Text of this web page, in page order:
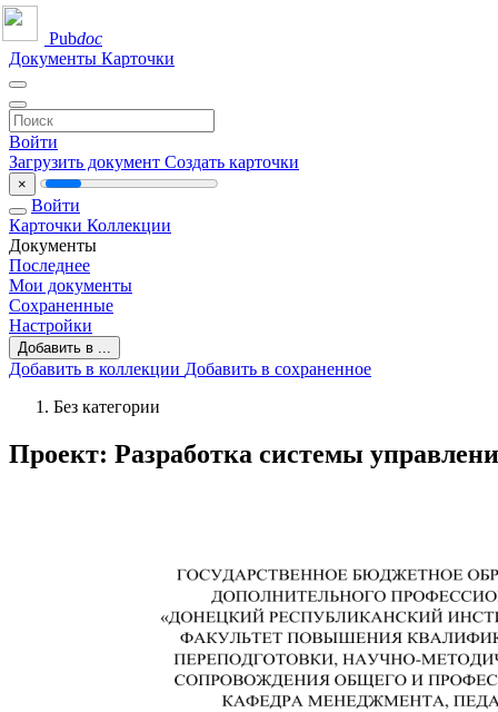
Pubdoc
Документы Карточки
Войти
Загрузить документ Создать карточки
×
Войти
Карточки Коллекции
Документы
Последнее
Мои документы
Сохраненные
Настройки
Добавить в ...
Добавить в коллекции Добавить в сохраненное
Без категории
Проект: Разработка системы